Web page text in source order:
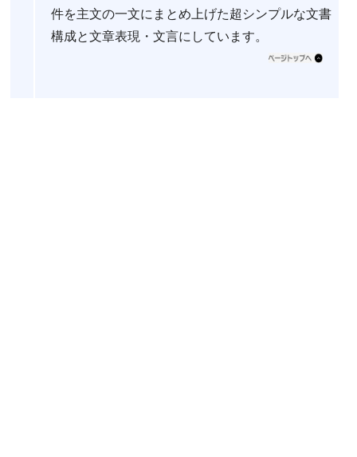
件を主文の一文にまとめ上げた超シンプルな文書
構成と文章表現・文言にしています。